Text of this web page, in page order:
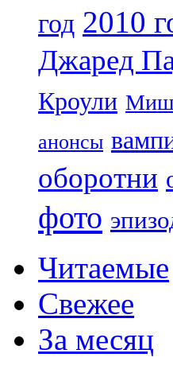
год 2010
Джаред
Кроули
анонсы
оборотни
фото
Читаемые
Свежее
За месяц